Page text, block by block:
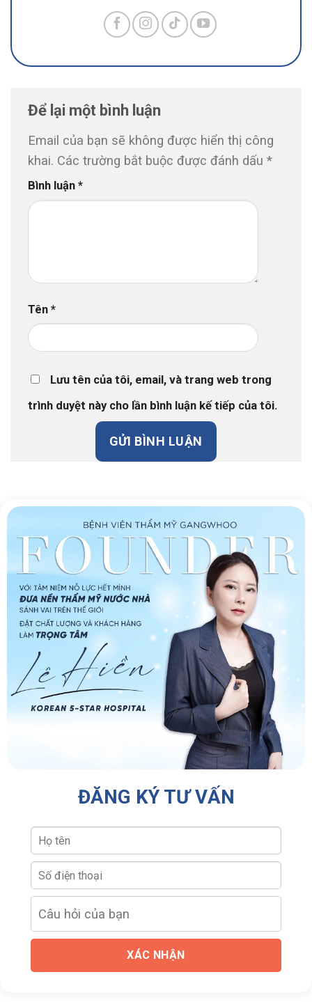
Để lại một bình luận
Email của bạn sẽ không được hiển thị công
khai. Các trường bắt buộc được đánh dấu *
Bình luận *
Tên *
Lưu tên của tôi, email, và trang web trong
trình duyệt này cho lần bình luận kế tiếp của tôi.
ĐĂNG KÝ TƯ VẤN
XÁC NHẬN